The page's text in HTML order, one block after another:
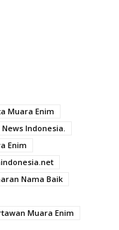
Muara Enim
Indonesia.
Enim
Nama Baik
Muara Enim